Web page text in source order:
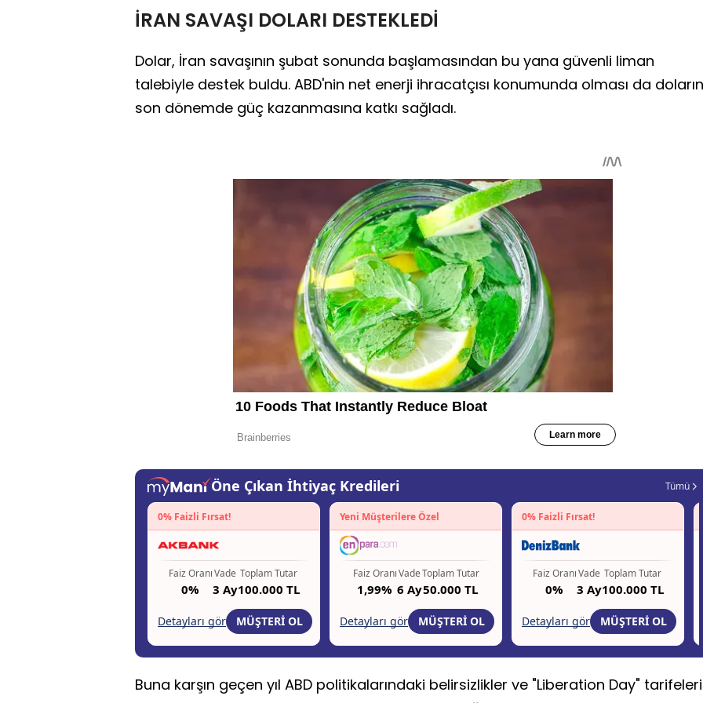
İRAN SAVAŞI DOLARI DESTEKLEDİ
Dolar, İran savaşının şubat sonunda başlamasından bu yana güvenli liman
talebiyle destek buldu. ABD'nin net enerji ihracatçısı konumunda olması da doların
son dönemde güç kazanmasına katkı sağladı.
Buna karşın geçen yıl ABD politikalarındaki belirsizlikler ve "Liberation Day" tarifeleri